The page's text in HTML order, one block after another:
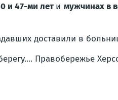
и 47-ми лет и мужчинах в
доставили в